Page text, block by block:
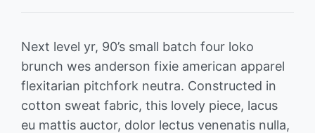
Next level yr, 90’s small batch four loko
brunch wes anderson fixie american apparel
flexitarian pitchfork neutra. Constructed in
cotton sweat fabric, this lovely piece, lacus
eu mattis auctor, dolor lectus venenatis nulla,